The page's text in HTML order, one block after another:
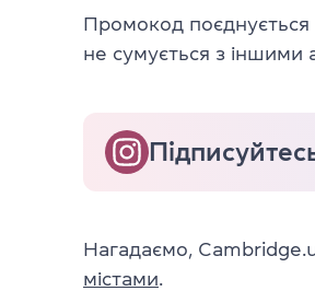
Промокод поєднується
не сумується з іншими
Нагадаємо,
містами.